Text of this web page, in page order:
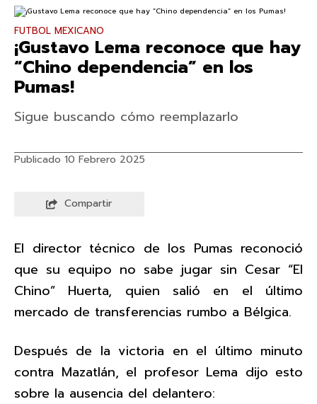
FUTBOL MEXICANO
¡Gustavo Lema reconoce que hay
“Chino dependencia” en los
Pumas!
Sigue buscando cómo reemplazarlo
Publicado 10 Febrero 2025
Compartir
El director técnico de los Pumas reconoció
que su equipo no sabe jugar sin Cesar “El
Chino” Huerta, quien salió en el último
mercado de transferencias rumbo a Bélgica.
Después de la victoria en el último minuto
contra Mazatlán, el profesor Lema dijo esto
sobre la ausencia del delantero: